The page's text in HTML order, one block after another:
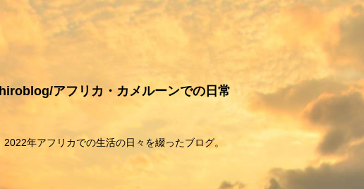
hiroblog/アフリカ・カメルーンでの日常
2022年アフリカでの生活の日々を綴ったブログ。